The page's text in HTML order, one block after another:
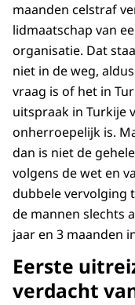
maanden celstraf
lidmaatschap van
organisatie. Dat
niet in de weg,
vraag is of het in
uitspraak in Turkije
onherroepelijk is.
dan is niet de
volgens de wet en
dubbele vervolging
de mannen slechts
jaar en 3 maanden
Eerste
verdacht